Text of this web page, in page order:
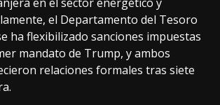
el Departamento del Tesoro
ha flexibilizado sanciones impuestas
mandato de Trump, y ambos
relaciones formales tras siete